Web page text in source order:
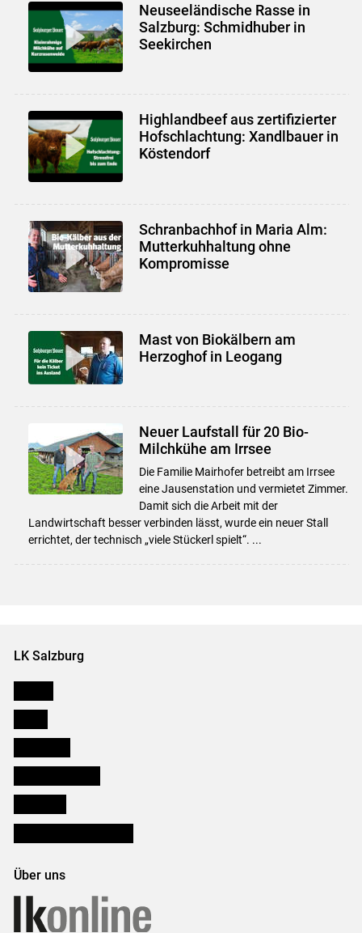
Neuseeländische Rasse in
Salzburg: Schmidhuber in
Seekirchen
Highlandbeef aus zertifizierter
Hofschlachtung: Xandlbauer in
Köstendorf
Schranbachhof in Maria Alm:
Mutterkuhhaltung ohne
Kompromisse
Mast von Biokälbern am
Herzoghof in Leogang
Neuer Laufstall für 20 Bio-
Milchkühe am Irrsee
Die Familie Mairhofer betreibt am Irrsee
eine Jausenstation und vermietet Zimmer.
Damit sich die Arbeit mit der
Landwirtschaft besser verbinden lässt, wurde ein neuer Stall
errichtet, der technisch „viele Stückerl spielt“. ...
LK Salzburg
Über uns